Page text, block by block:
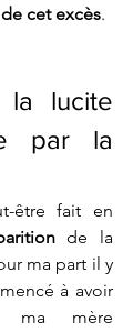
cet excès.
la lucite
par la
être fait en
de la
ma part il y
à avoir
ma mère